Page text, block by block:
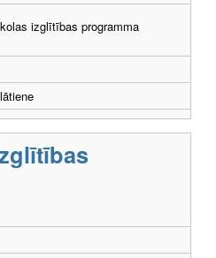
izglītības programma